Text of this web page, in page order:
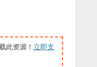
此资源！ 立即支